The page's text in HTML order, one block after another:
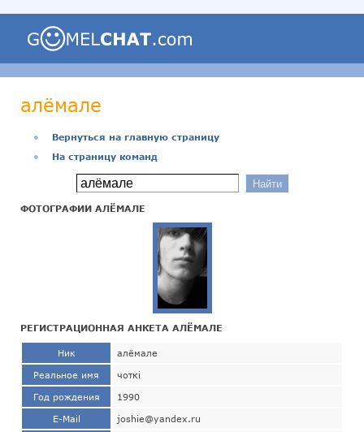
алёмале
●
Вернуться на главную страницу
●
На страницу команд
ФОТОГРАФИИ АЛЁМАЛЕ
РЕГИСТРАЦИОННАЯ АНКЕТА АЛЁМАЛЕ
Ник алёмале
Реальное имя чоткi
Год рождения 1990
E-Mail joshie@yandex.ru